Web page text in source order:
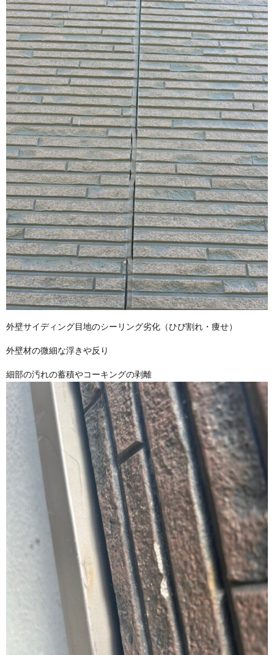
外壁サイディング目地のシーリング劣化（ひび割れ・痩せ）
外壁材の微細な浮きや反り
細部の汚れの蓄積やコーキングの剥離